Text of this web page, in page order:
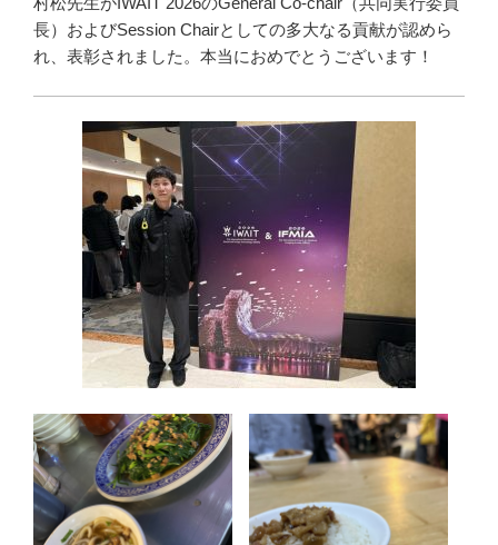
長）およびSession Chairとしての多大なる貢献が認めら
れ、表彰されました。本当におめでとうございます！